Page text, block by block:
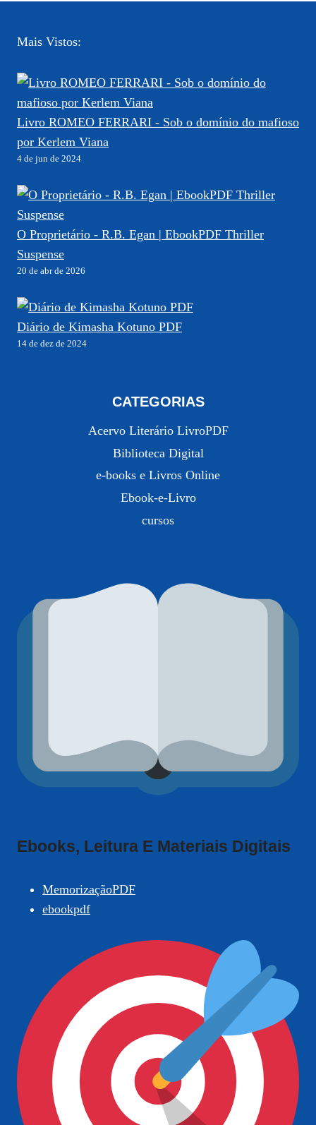
Mais Vistos:
Livro ROMEO FERRARI - Sob o domínio do mafioso
por Kerlem Viana
4 de jun de 2024
O Proprietário - R.B. Egan | EbookPDF Thriller
Suspense
20 de abr de 2026
Diário de Kimasha Kotuno PDF
14 de dez de 2024
CATEGORIAS
Acervo Literário LivroPDF
Biblioteca Digital
e-books e Livros Online
Ebook-e-Livro
cursos
Ebooks, Leitura E Materiais Digitais
MemorizaçãoPDF
ebookpdf